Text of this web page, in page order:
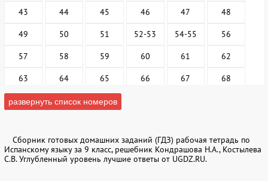
43 44 45 46 47 48
49 50 51 52-53 54-55 56
57 58 59 60 61 62
63 64 65 66 67 68
69 70 71
81 82 83 84 85 86
89
развернуть список номеров
Сборник готовых домашних заданий (ГДЗ) рабочая тетрадь по
Испанскому языку за 9 класс, решебник Кондрашова Н.А., Костылева
С.В. Углубленный уровень лучшие ответы от UGDZ.RU.